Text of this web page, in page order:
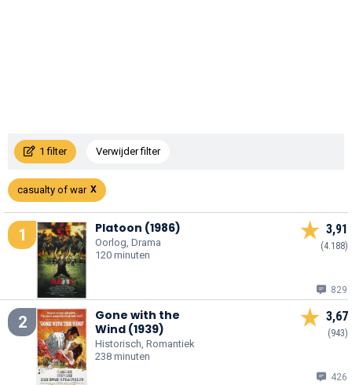
1 filter Verwijder filter
casualty of war
1 Platoon (1986)
Oorlog, Drama
120 minuten
3,91
(4.188)
829
2
Gone with the
Wind (1939)
Historisch, Romantiek
238 minuten
3,67
(943)
426